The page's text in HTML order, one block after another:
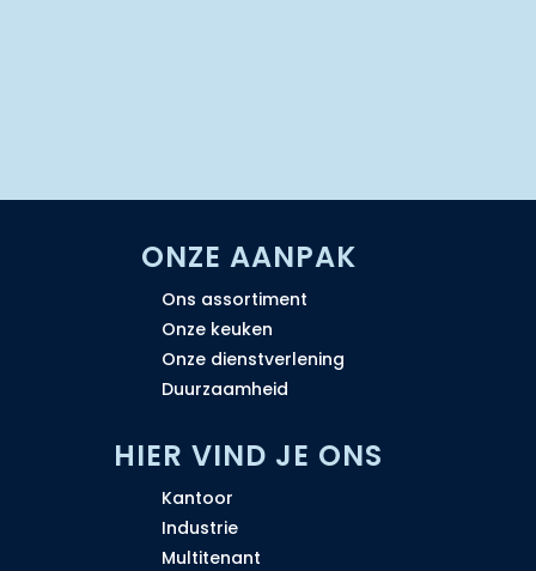
ONZE AANPAK
Ons assortiment
Onze keuken
Onze dienstverlening
Duurzaamheid
HIER VIND JE ONS
Kantoor
Industrie
Multitenant